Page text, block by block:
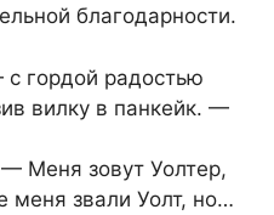
благодарности.
гордой радостью
вилку в панкейк. —
Меня зовут Уолтер,
звали Уолт, но…